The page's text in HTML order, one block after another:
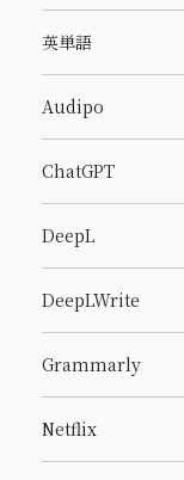
英単語
Audipo
ChatGPT
DeepL
DeepLWrite
Grammarly
Netflix